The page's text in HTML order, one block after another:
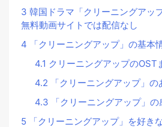
3 韓国ドラマ「クリーニングアッ
無料動画サイトでは配信なし
4 「クリーニングアップ」の基本
4.1 クリーニングアップのOST
4.2 「クリーニングアップ」
4.3 「クリーニングアップ」
5 「クリーニングアップ」を好き